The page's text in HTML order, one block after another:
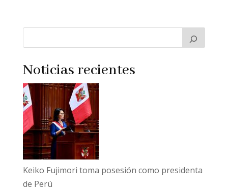
Noticias recientes
Keiko Fujimori toma posesión como presidenta
de Perú